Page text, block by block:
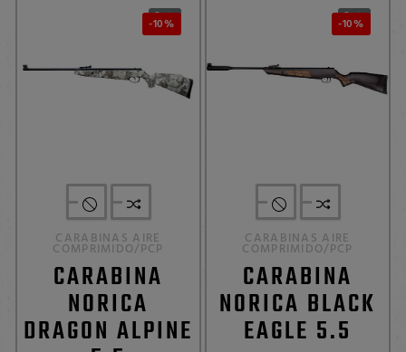
-10%
0 
CARABINAS AIRE
COMPRIMIDO/PCP
CARABINA
NORICA
DRAGON ALPINE
-10%
0 
CARABINAS AIRE
COMPRIMIDO/PCP
CARABINA
NORICA BLACK
EAGLE 5.5